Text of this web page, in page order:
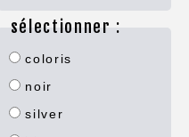
sélectionner :
coloris
noir
silver